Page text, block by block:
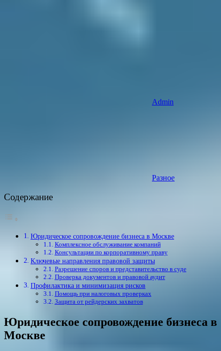
Admin
Разное
Содержание
Юридическое сопровождение бизнеса в Москве
Комплексное обслуживание компаний
Консультации по корпоративному праву
Ключевые направления правовой защиты
Разрешение споров и представительство в суде
Проверка документов и правовой аудит
Профилактика и минимизация рисков
Помощь при налоговых проверках
Защита от рейдерских захватов
Юридическое сопровождение бизнеса в
Москве